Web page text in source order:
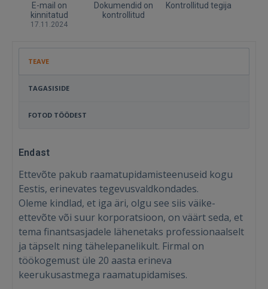
E-mail on
kinnitatud
17.11.2024
Dokumendid on
kontrollitud
Kontrollitud tegija
TEAVE
TAGASISIDE
FOTOD TÖÖDEST
Endast
Ettevõte pakub raamatupidamisteenuseid kogu
Eestis, erinevates tegevusvaldkondades.
Oleme kindlad, et iga äri, olgu see siis väike-
ettevõte või suur korporatsioon, on väärt seda, et
tema finantsasjadele lähenetaks professionaalselt
ja täpselt ning tähelepanelikult. Firmal on
töökogemust üle 20 aasta erineva
keerukusastmega raamatupidamises.